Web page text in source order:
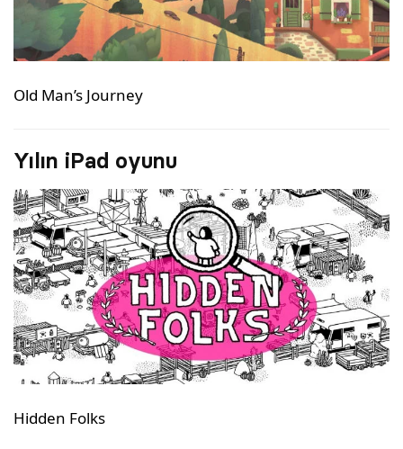
Old Man’s Journey
Yılın iPad oyunu
Hidden Folks